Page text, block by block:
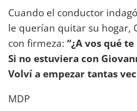
Cuando el conductor
le querían quitar su hogar,
con firmeza: “¿A vos qué
Si no estuviera con
Volví a empezar tantas
MDP